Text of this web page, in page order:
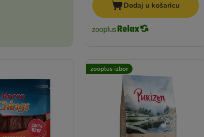
Dodaj u košaricu
zooplus izbor